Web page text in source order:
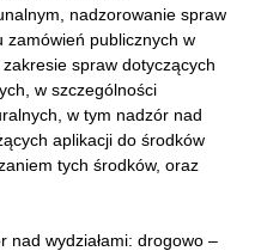
nadzorowanie spraw
zamówień publicznych w
spraw dotyczących
w szczególności
w tym nadzór nad
aplikacji do środków
tych środków, oraz
nad wydziałami: drogowo –